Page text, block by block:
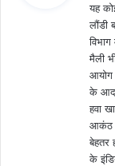
यह
लौंडी
मैली
आयोग
के
हवा
आकंठ
बेहतर
के